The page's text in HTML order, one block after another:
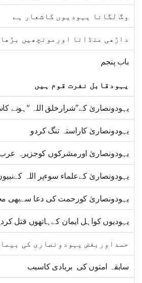
وگ لگانا یہودیوں کاشعار ہے
داڑھی منڈانا اورمونچھیں
باب پنجم
یہودقابل نفرت قوم ہیں
یہودونصاریٰ کے’’شرارخلق اللہ ‘‘ہونے
یہودونصاریٰ کاراستہ تنگ کردو
یہودونصاریٰ اورمشرکوں کوجزیرہ
یہودونصاریٰ کےعلماء سوءپر اللہ
یہودونصاریٰ کورحمت کی دعا سےبھی
یہودیوں کواہل ایمان کےہاتھوں قتل
حسداوربغض یہودونصاری کی
سابقہ امتوں کی بربادی کاسبب